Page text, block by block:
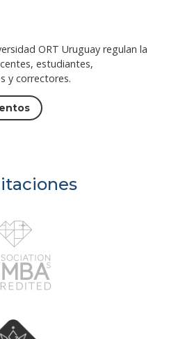
ORT Uruguay regulan la
estudiantes,
y correctores.